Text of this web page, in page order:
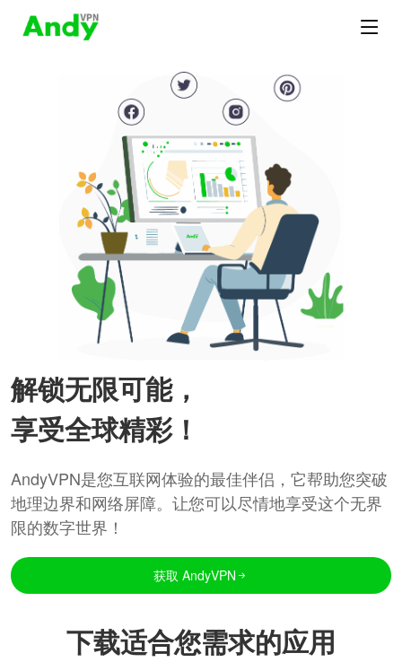
解锁无限可能，
享受全球精彩！
AndyVPN是您互联网体验的最佳伴侣，它帮助您突破
地理边界和网络屏障。让您可以尽情地享受这个无界
限的数字世界！
获取 AndyVPN
下载适合您需求的应用